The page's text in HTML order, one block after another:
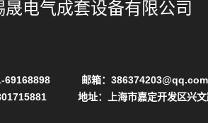
晟电气成套设备有限公司
69168898 邮箱：386374203@qq.com
地址：上海市嘉定开发区兴文